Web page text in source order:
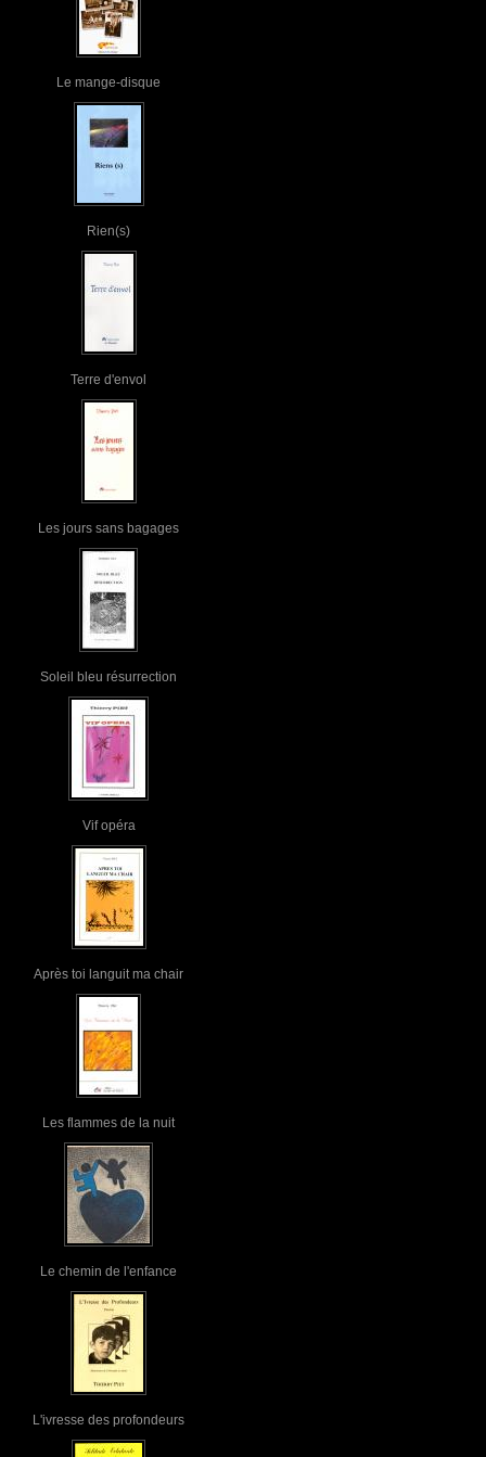
Le mange-disque
Rien(s)
Terre d'envol
Les jours sans bagages
Soleil bleu résurrection
Vif opéra
Après toi languit ma chair
Les flammes de la nuit
Le chemin de l'enfance
L'ivresse des profondeurs